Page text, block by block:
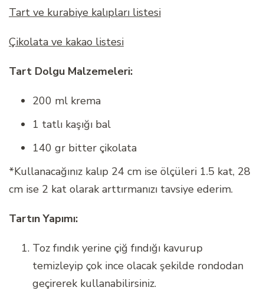
Tart ve kurabiye kalıpları listesi
Çikolata ve kakao listesi
Tart Dolgu Malzemeleri:
200 ml krema
1 tatlı kaşığı bal
140 gr bitter çikolata
*Kullanacağınız kalıp 24 cm ise ölçüleri 1.5 kat, 28
cm ise 2 kat olarak arttırmanızı tavsiye ederim.
Tartın Yapımı:
Toz fındık yerine çiğ fındığı kavurup
temizleyip çok ince olacak şekilde rondodan
geçirerek kullanabilirsiniz.